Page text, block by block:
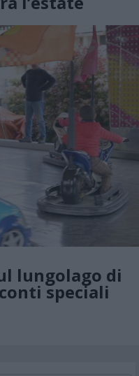
lungolago di
speciali